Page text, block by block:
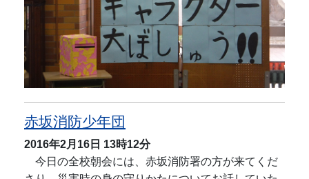
赤坂消防少年団
2016年2月16日 13時12分
今日の全校朝会には、赤坂消防署の方が来てくだ